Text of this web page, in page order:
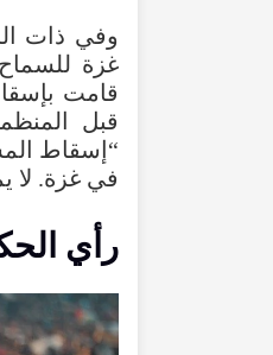
وفي ذات
غزة
قامت
قبل
“إسقاط
في غزة. لا
رأي